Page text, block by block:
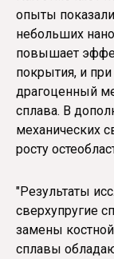
опыты
небольших
повышает
покрытия, и
драгоценный
сплава. В
механических
росту
"Результаты
сверхупругие
замены
сплавы